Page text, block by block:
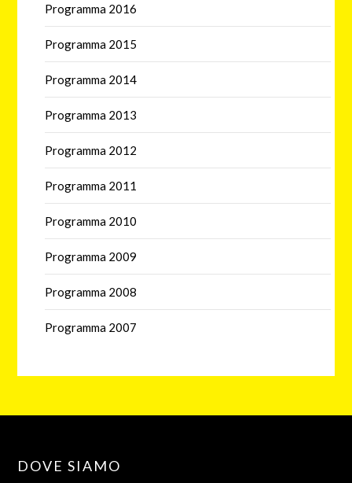
Programma 2016
Programma 2015
Programma 2014
Programma 2013
Programma 2012
Programma 2011
Programma 2010
Programma 2009
Programma 2008
Programma 2007
DOVE SIAMO